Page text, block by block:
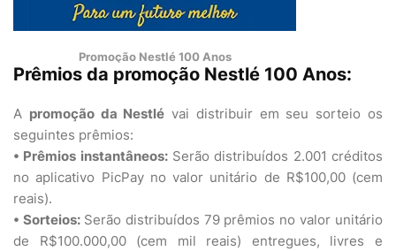
Promoção Nestlé 100 Anos
Prêmios da promoção Nestlé 100 Anos:
A promoção da Nestlé vai distribuir em seu sorteio os
seguintes prêmios:
• Prêmios instantâneos:Serão distribuídos 2.001 créditos
no aplicativo PicPay no valor unitário de R$100,00 (cem
reais).
• Sorteios: Serão distribuídos 79 prêmios no valor unitário
de R$100.000,00 (cem mil reais) entregues, livres e